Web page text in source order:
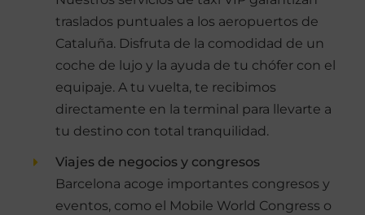
traslados puntuales a los aeropuertos de
Cataluña. Disfruta de la comodidad de un
coche de lujo y la ayuda de tu chófer con el
equipaje. A tu vuelta, te recibimos
directamente en la terminal para llevarte a
tu destino con total tranquilidad.
Viajes de negocios y congresos
Barcelona acoge importantes congresos y
eventos, como el Mobile World Congress o